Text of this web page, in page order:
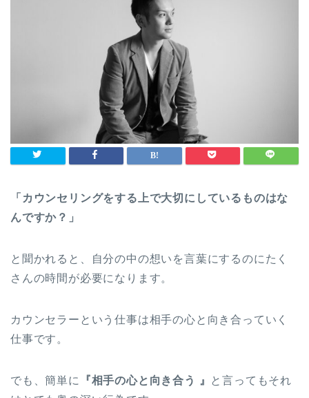
「カウンセリングをする上で大切にしているものはな
んですか？」
と聞かれると、自分の中の想いを言葉にするのにたく
さんの時間が必要になります。
カウンセラーという仕事は相手の心と向き合っていく
仕事です。
でも、簡単に 『相手の心と向き合う 』
と言ってもそれ